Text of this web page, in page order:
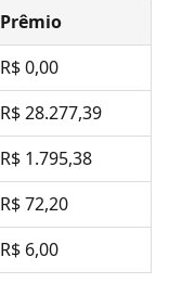
Prêmio
R$ 0,00
R$ 28.277,39
R$ 1.795,38
R$ 72,20
R$ 6,00